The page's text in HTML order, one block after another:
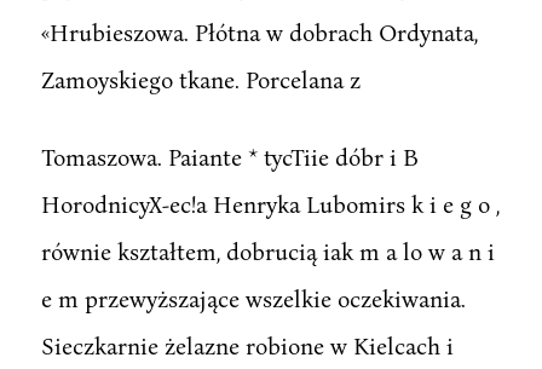
«Hrubieszowa. Płótna w dobrach Ordynata,
Zamoyskiego tkane. Porcelana z
Tomaszowa. Paiante * tycTiie dóbr i B
HorodnicyX-ec!a Henryka Lubomirs k i e g o ,
równie kształtem, dobrucią iak m a lo w a n i
e m przewyższające wszelkie oczekiwania.
Sieczkarnie żelazne robione w Kielcach i